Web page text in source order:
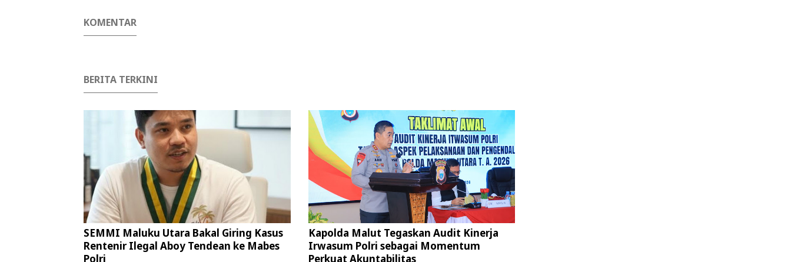
KOMENTAR
BERITA TERKINI
SEMMI Maluku Utara Bakal Giring Kasus
Rentenir Ilegal Aboy Tendean ke Mabes
Polri
Kapolda Malut Tegaskan Audit Kinerja
Irwasum Polri sebagai Momentum
Perkuat Akuntabilitas